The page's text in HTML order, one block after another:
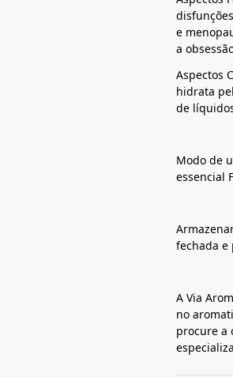
e
a
Aspectos
hidrata
de
Modo de
essencial
fechada e
A Via
no
procure a